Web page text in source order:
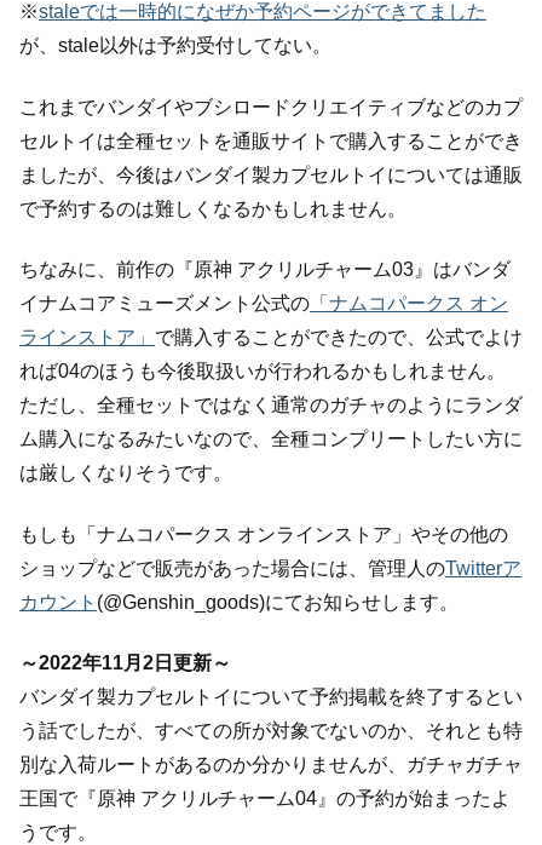
※staleでは一時的になぜか予約ページができてました
が、stale以外は予約受付してない。
これまでバンダイやブシロードクリエイティブなどのカプ
セルトイは全種セットを通販サイトで購入することができ
ましたが、今後はバンダイ製カプセルトイについては通販
で予約するのは難しくなるかもしれません。
ちなみに、前作の『原神 アクリルチャーム03』はバンダ
イナムコアミューズメント公式の 「ナムコパークス オン
ラインストア」 で購入することができたので、公式でよけ
れば04のほうも今後取扱いが行われるかもしれません。
ただし、全種セットではなく通常のガチャのようにランダ
ム購入になるみたいなので、全種コンプリートしたい方に
は厳しくなりそうです。
もしも「ナムコパークス オンラインストア」やその他の
ショップなどで販売があった場合には、管理人のTwitterア
カウント (@Genshin_goods)にてお知らせします。
～2022年11月2日更新～
バンダイ製カプセルトイについて予約掲載を終了するとい
う話でしたが、すべての所が対象でないのか、それとも特
別な入荷ルートがあるのか分かりませんが、ガチャガチャ
王国で『原神 アクリルチャーム04』の予約が始まったよ
うです。